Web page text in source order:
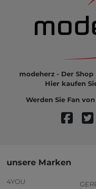
modeherz - Der
Hier kaufen
Werden Sie Fan
unsere Marken
4YOU